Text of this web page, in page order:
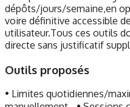
dépôts/jours/semaine,en
voire définitive accessible
utilisateur.Tous ces outils
directe sans justificatif
Outils proposés
• Limites quotidiennes/